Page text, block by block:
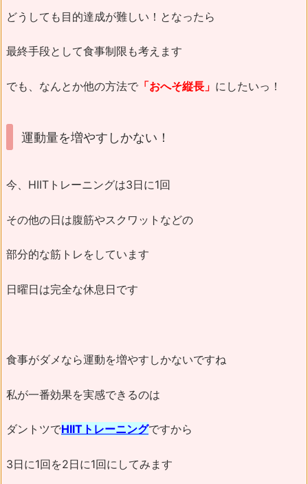
どうしても目的達成が難しい！となったら
最終手段として食事制限も考えます
でも、なんとか他の方法で 「おへそ縦長」 にしたいっ！
運動量を増やすしかない！
今、HIITトレーニングは3日に1回
その他の日は腹筋やスクワットなどの
部分的な筋トレをしています
日曜日は完全な休息日です
食事がダメなら運動を増やすしかないですね
私が一番効果を実感できるのは
ダントツでHIITトレーニングですから
3日に1回を2日に1回にしてみます